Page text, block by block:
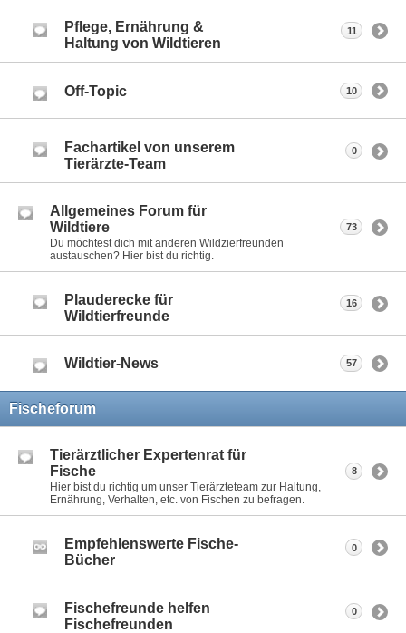
Pflege, Ernährung &
Haltung von Wildtieren
11
Off-Topic 10
Fachartikel von unserem
Tierärzte-Team
0
Allgemeines Forum für
Wildtiere
Du möchtest dich mit anderen Wildzierfreunden
austauschen? Hier bist du richtig.
73
Plauderecke für
Wildtierfreunde
16
Wildtier-News 57
Fischeforum
Tierärztlicher Expertenrat für
Fische
Hier bist du richtig um unser Tierärzteteam zur Haltung,
Ernährung, Verhalten, etc. von Fischen zu befragen.
8
Empfehlenswerte Fische-
Bücher
0
Fischefreunde helfen
Fischefreunden
0